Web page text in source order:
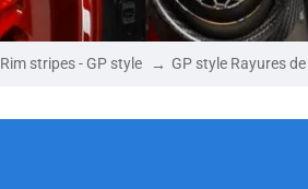
Rim stripes - GP style GP style Rayures